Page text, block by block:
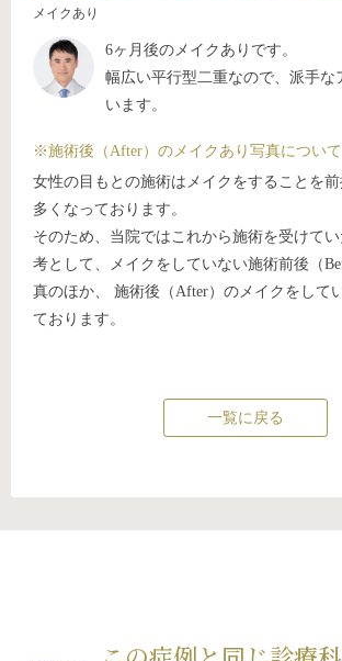
メイクあり
6ヶ月後のメイクありです。
幅広い平行型二重なので、派手な
います。
※施術後（After）のメイクあり写真について
女性の目もとの施術はメイクをすることを
多くなっております。
そのため、当院ではこれから施術を受けて
考として、メイクをしていない施術前後（
真のほか、 施術後（After）のメイクをして
ております。
一覧に戻る